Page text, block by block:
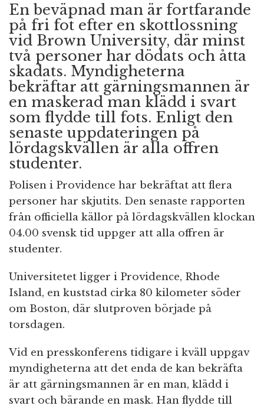
En beväpnad man är fortfarande
på fri fot efter en skottlossning
vid Brown University, där minst
två personer har dödats och åtta
skadats. Myndigheterna
bekräftar att gärningsmannen är
en maskerad man klädd i svart
som flydde till fots. Enligt den
senaste uppdateringen på
lördagskvällen är alla offren
studenter.
Polisen i Providence har bekräftat att flera
personer har skjutits. Den senaste rapporten
från officiella källor på lördagskvällen klockan
04.00 svensk tid uppger att alla offren är
studenter.
Universitetet ligger i Providence, Rhode
Island, en kuststad cirka 80 kilometer söder
om Boston, där slutproven började på
torsdagen.
Vid en presskonferens tidigare i kväll uppgav
myndigheterna att det enda de kan bekräfta
är att gärningsmannen är en man, klädd i
svart och bärande en mask. Han flydde till